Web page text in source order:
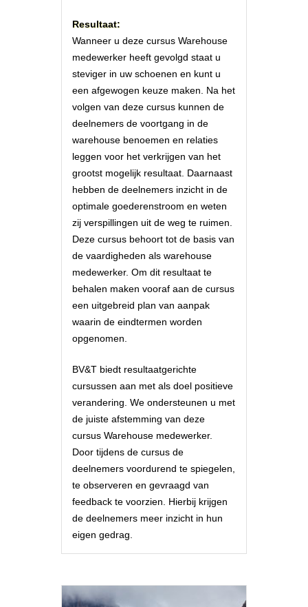
Resultaat:
Wanneer u deze cursus Warehouse
medewerker heeft gevolgd staat u
steviger in uw schoenen en kunt u
een afgewogen keuze maken. Na het
volgen van deze cursus kunnen de
deelnemers de voortgang in de
warehouse benoemen en relaties
leggen voor het verkrijgen van het
grootst mogelijk resultaat. Daarnaast
hebben de deelnemers inzicht in de
optimale goederenstroom en weten
zij verspillingen uit de weg te ruimen.
Deze cursus behoort tot de basis van
de vaardigheden als warehouse
medewerker. Om dit resultaat te
behalen maken vooraf aan de cursus
een uitgebreid plan van aanpak
waarin de eindtermen worden
opgenomen.
BV&T biedt resultaatgerichte
cursussen aan met als doel positieve
verandering. We ondersteunen u met
de juiste afstemming van deze
cursus Warehouse medewerker.
Door tijdens de cursus de
deelnemers voordurend te spiegelen,
te observeren en gevraagd van
feedback te voorzien. Hierbij krijgen
de deelnemers meer inzicht in hun
eigen gedrag.